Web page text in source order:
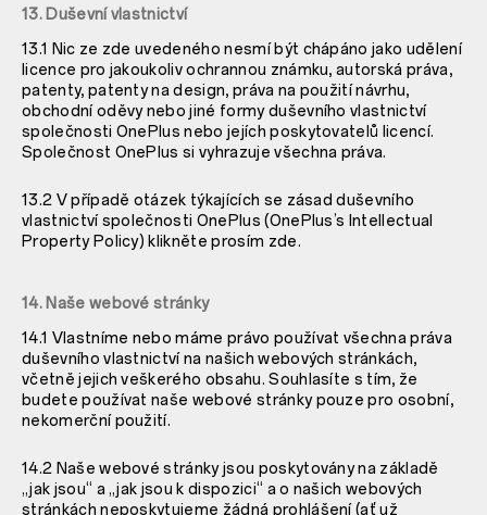
13. Duševní vlastnictví
13.1 Nic ze zde uvedeného nesmí být chápáno jako udělení
licence pro jakoukoliv ochrannou známku, autorská práva,
patenty, patenty na design, práva na použití návrhu,
obchodní oděvy nebo jiné formy duševního vlastnictví
společnosti OnePlus nebo jejích poskytovatelů licencí.
Společnost OnePlus si vyhrazuje všechna práva.
13.2 V případě otázek týkajících se zásad duševního
vlastnictví společnosti OnePlus (OnePlus’s Intellectual
Property Policy) klikněte prosím zde.
14. Naše webové stránky
14.1 Vlastníme nebo máme právo používat všechna práva
duševního vlastnictví na našich webových stránkách,
včetně jejich veškerého obsahu. Souhlasíte s tím, že
budete používat naše webové stránky pouze pro osobní,
nekomerční použití.
14.2 Naše webové stránky jsou poskytovány na základě
„jak jsou“ a „jak jsou k dispozici“ a o našich webových
stránkách neposkytujeme žádná prohlášení (ať už